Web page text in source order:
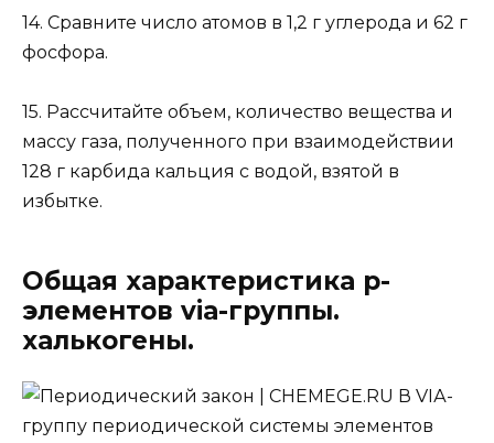
14. Сравните число атомов в 1,2 г углерода и 62 г
фосфора.
15. Рассчитайте объем, количество вещества и
массу газа, полученного при взаимодействии
128 г карбида кальция с водой, взятой в
избытке.
Общая характеристика р-
элементов viа-группы.
халькогены.
В VIА-
группу периодической системы элементов